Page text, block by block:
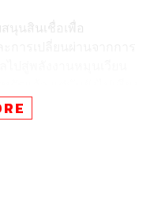
นสินเชื่อเพื่อ
แน่ใจว่ามีการเปลี่ยน
ะต้องสูงถึงระดับล้าน